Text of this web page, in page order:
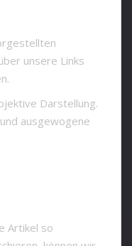
unsere Links
Darstellung.
ausgewogene
Artikel so